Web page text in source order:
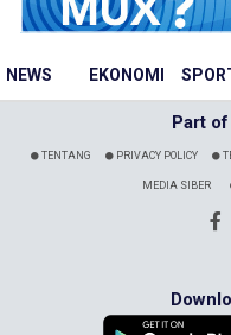
NEWS EKONOMI
Part
TENTANG PRIVACY POLICY
MEDIA SIBER